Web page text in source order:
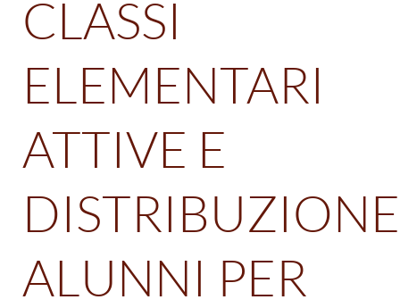
CLASSI
ELEMENTARI
ATTIVE E
DISTRIBUZIONE
ALUNNI PER